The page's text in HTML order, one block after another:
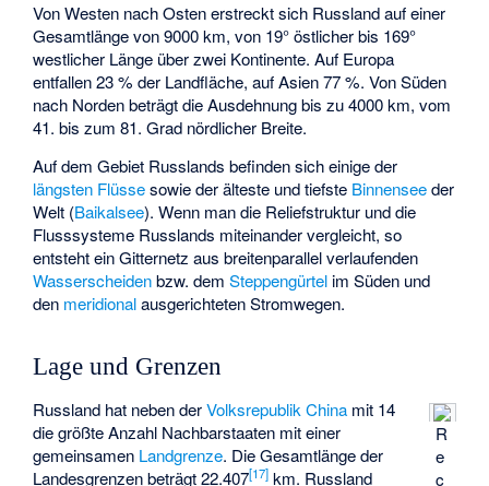
Von Westen nach Osten erstreckt sich Russland auf einer
Gesamtlänge von 9000 km, von 19° östlicher bis 169°
westlicher Länge über zwei Kontinente. Auf Europa
entfallen 23 % der Landfläche, auf Asien 77 %. Von Süden
nach Norden beträgt die Ausdehnung bis zu 4000 km, vom
41. bis zum 81. Grad nördlicher Breite.
Auf dem Gebiet Russlands befinden sich einige der
längsten Flüssesowie der älteste und tiefste Binnenseeder
Welt (Baikalsee). Wenn man die Reliefstruktur und die
Flusssysteme Russlands miteinander vergleicht, so
entsteht ein Gitternetz aus breitenparallel verlaufenden
Wasserscheidenbzw. demSteppengürtel im Süden und
den meridionalausgerichteten Stromwegen.
Lage und Grenzen
R
e
c
Russland hat neben derVolksrepublik China mit 14
die größte Anzahl Nachbarstaaten mit einer
gemeinsamen Landgrenze. Die Gesamtlänge der
Landesgrenzen beträgt 22.407[17] km. Russland